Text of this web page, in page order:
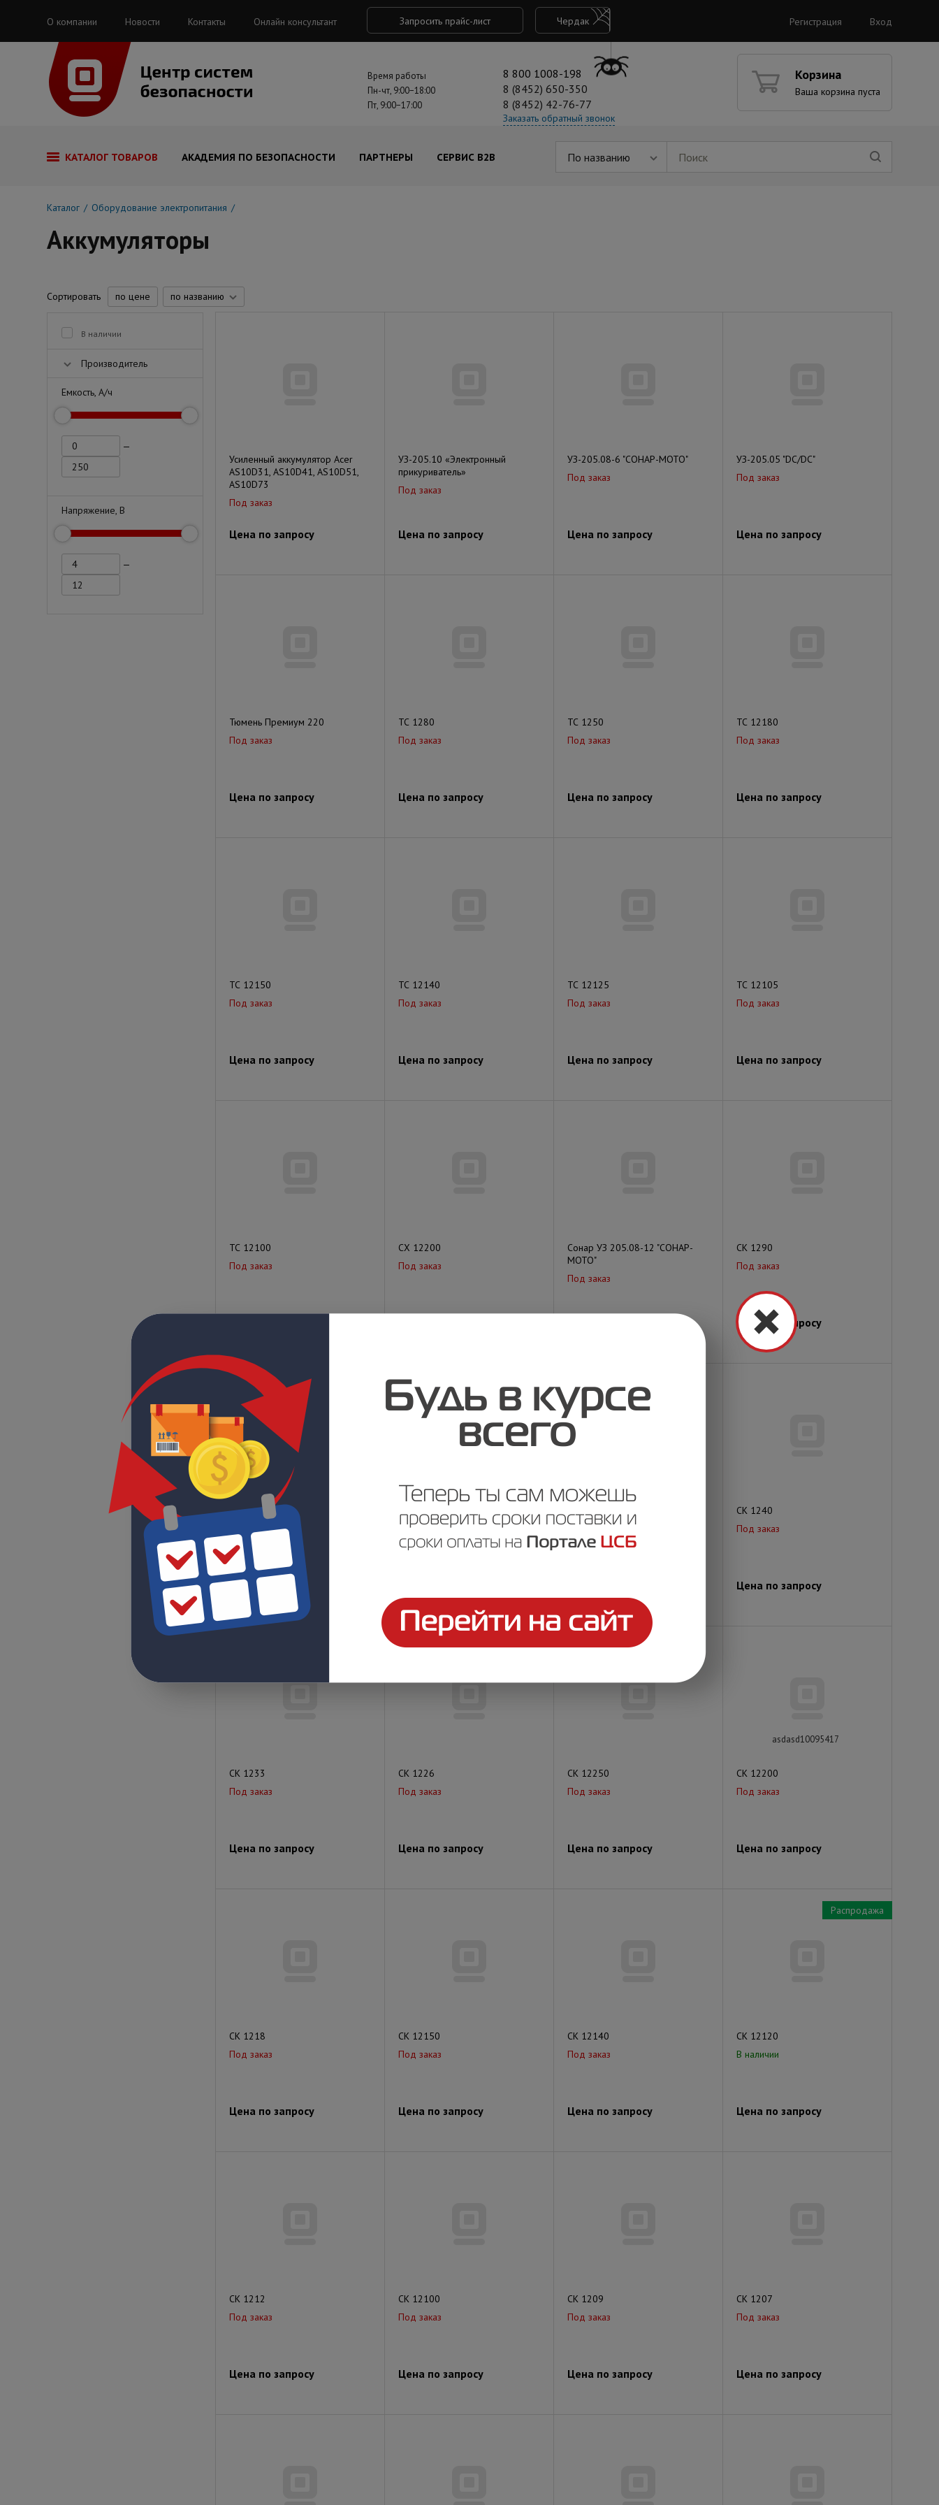
asdasd10095417
О компании Новости Контакты Онлайн консультант Запросить прайс-лист Чердак Регистрация Вход
Время работы
Пн-чт, 9:00−18:00
Пт, 9:00−17:00
8 800 1008-198
8 (8452) 650-350
8 (8452) 42-76-77
Заказать обратный звонок
Корзина
Ваша корзина пуста
КАТАЛОГ ТОВАРОВ АКАДЕМИЯ ПО БЕЗОПАСНОСТИ ПАРТНЕРЫ СЕРВИС B2B По названию
Каталог Оборудование электропитания
Аккумуляторы
Сортировать по цене по названию
В наличии
Производитель
Емкость, А/ч
—
Напряжение, В
—
Усиленный аккумулятор Acer
AS10D31, AS10D41, AS10D51,
AS10D73
Под заказ
Цена по запросу
УЗ-205.10 «Электронный
прикуриватель»
Под заказ
Цена по запросу
УЗ-205.08-6 "СОНАР-МОТО"
Под заказ
Цена по запросу
УЗ-205.05 "DC/DC"
Под заказ
Цена по запросу
Тюмень Премиум 220
Под заказ
Цена по запросу
ТС 1280
Под заказ
Цена по запросу
ТС 1250
Под заказ
Цена по запросу
ТС 12180
Под заказ
Цена по запросу
ТС 12150
Под заказ
Цена по запросу
ТС 12140
Под заказ
Цена по запросу
ТС 12125
Под заказ
Цена по запросу
ТС 12105
Под заказ
Цена по запросу
ТС 12100
Под заказ
СХ 12200
Под заказ
Сонар УЗ 205.08-12 "СОНАР-
МОТО"
Под заказ
СК 1290
Под заказ
Цена по запросу
СК 1275
Под заказ
Цена по запросу
Под заказ
Под заказ
СК 1240
Под заказ
Цена по запросу
СК 1233
Под заказ
Цена по запросу
СК 1226
Под заказ
Цена по запросу
СК 12250
Под заказ
Цена по запросу
СК 12200
Под заказ
Цена по запросу
СК 1218
Под заказ
Цена по запросу
СК 12150
Под заказ
Цена по запросу
СК 12140
Под заказ
Цена по запросу
Распродажа
СК 12120
В наличии
Цена по запросу
СК 1212
Под заказ
Цена по запросу
СК 12100
Под заказ
Цена по запросу
СК 1209
Под заказ
Цена по запросу
СК 1207
Под заказ
Цена по запросу